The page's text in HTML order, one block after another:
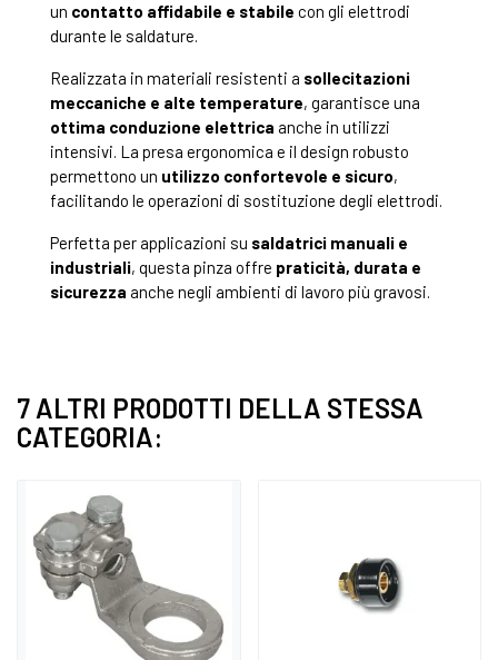
un contatto affidabile e stabile con gli elettrodi
durante le saldature.
Realizzata in materiali resistenti a sollecitazioni
meccaniche e alte temperature, garantisce una
ottima conduzione elettrica anche in utilizzi
intensivi. La presa ergonomica e il design robusto
permettono un utilizzo confortevole e sicuro,
facilitando le operazioni di sostituzione degli elettrodi.
Perfetta per applicazioni su saldatrici manuali e
industriali, questa pinza offre praticità, durata e
sicurezza anche negli ambienti di lavoro più gravosi.
7 ALTRI PRODOTTI DELLA STESSA
CATEGORIA: